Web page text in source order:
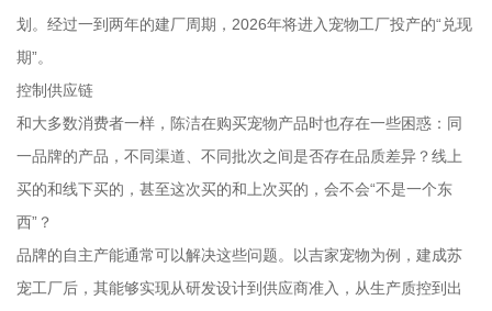
划。经过一到两年的建厂周期，2026年将进入宠物工厂投产的“兑现
期”。
控制供应链
和大多数消费者一样，陈洁在购买宠物产品时也存在一些困惑：同
一品牌的产品，不同渠道、不同批次之间是否存在品质差异？线上
买的和线下买的，甚至这次买的和上次买的，会不会“不是一个东
西”？
品牌的自主产能通常可以解决这些问题。以吉家宠物为例，建成苏
宠工厂后，其能够实现从研发设计到供应商准入，从生产质控到出